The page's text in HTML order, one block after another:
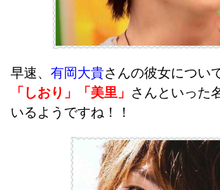
早速、 有岡大貴さんの彼女につい
「しおり」「美里」 さんといった
いるようですね！！